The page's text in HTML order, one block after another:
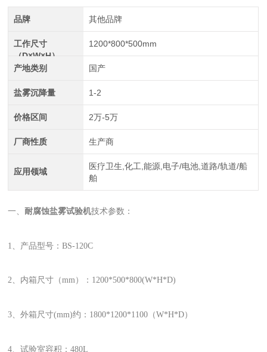
品牌 其他品牌
工作尺寸
（D×W×H）
1200*800*500mm
产地类别 国产
盐雾沉降量 1-2
价格区间 2万-5万
厂商性质 生产商
应用领域
医疗卫生,化工,能源,电子/电池,道路/轨道/船
舶
一、 耐腐蚀盐雾试验机技术参数：
1、产品型号：BS-120C
2、内箱尺寸（mm）：1200*500*800(W*H*D)
3、外箱尺寸(mm)约：1800*1200*1100（W*H*D）
4、试验室容积：480L